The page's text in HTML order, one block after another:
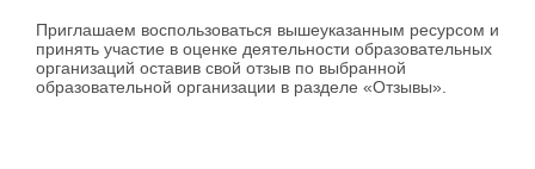
Приглашаем воспользоваться вышеуказанным ресурсом и
принять участие в оценке деятельности образовательных
организаций оставив свой отзыв по выбранной
образовательной организации в разделе «Отзывы».